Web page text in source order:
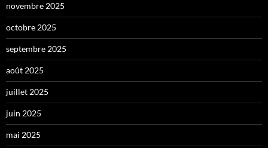
novembre 2025
octobre 2025
septembre 2025
août 2025
juillet 2025
juin 2025
mai 2025